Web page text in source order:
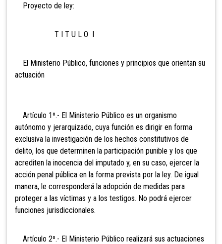
Proyecto de ley:
T I T U L O I
El Ministerio Público, funciones y principios que orientan su
actuación
Artículo 1º.- El Ministerio Público es un organismo
autónomo y jerarquizado, cuya función es dirigir en forma
exclusiva la investigación de los hechos constitutivos de
delito, los que determinen la participación punible y los que
acrediten la inocencia del imputado y, en su caso, ejercer la
acción penal pública en la forma prevista por la ley. De igual
manera, le corresponderá la adopción de medidas para
proteger a las víctimas y a los testigos. No podrá ejercer
funciones jurisdiccionales.
Artículo 2º.- El Ministerio Público realizará sus actuaciones